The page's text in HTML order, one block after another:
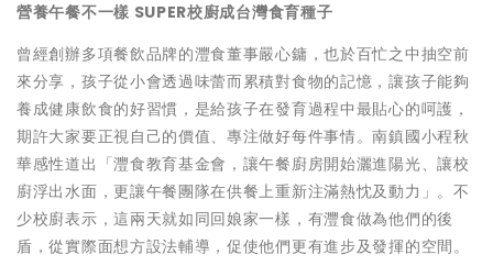
營養午餐不一樣 SUPER校廚成台灣食育種子
曾經創辦多項餐飲品牌的灃食董事嚴心鏞，也於百忙之中抽空前
來分享，孩子從小會透過味蕾而累積對食物的記憶，讓孩子能夠
養成健康飲食的好習慣，是給孩子在發育過程中最貼心的呵護，
期許大家要正視自己的價值、專注做好每件事情。南鎮國小程秋
華感性道出「灃食教育基金會，讓午餐廚房開始灑進陽光、讓校
廚浮出水面，更讓午餐團隊在供餐上重新注滿熱忱及動力」。不
少校廚表示，這兩天就如同回娘家一樣，有灃食做為他們的後
盾，從實際面想方設法輔導，促使他們更有進步及發揮的空間。